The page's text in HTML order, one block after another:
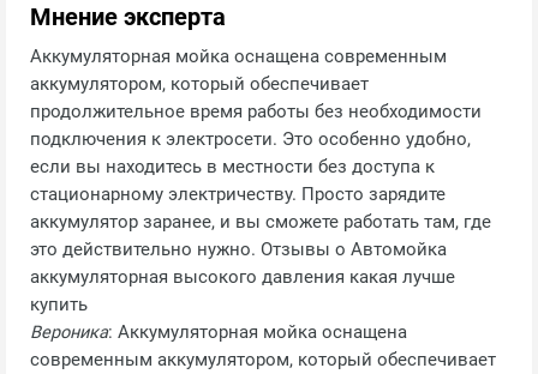
Мнение эксперта
Аккумуляторная мойка оснащена современным
аккумулятором, который обеспечивает
продолжительное время работы без необходимости
подключения к электросети. Это особенно удобно,
если вы находитесь в местности без доступа к
стационарному электричеству. Просто зарядите
аккумулятор заранее, и вы сможете работать там, где
это действительно нужно. Отзывы о Автомойка
аккумуляторная высокого давления какая лучше
купить
Вероника: Аккумуляторная мойка оснащена
современным аккумулятором, который обеспечивает